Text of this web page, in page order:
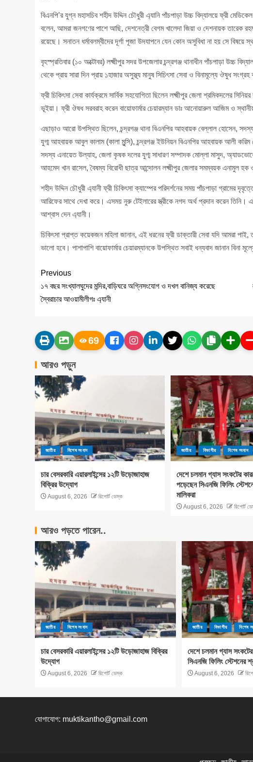
বিএনপি’র যুগ্ন মহাসচিব শহীদ উদ্দিন চৌধুরী এ্যানি পাঁচপাড়া উচ্চ বিদ্যালয়ে ফ্রী
বলেন, আমরা জনগণের পাশে আছি, দেশনেত্রী বেগম খালেদা জিয়া ও দেশনায়ক তারেক
রয়েছে। সনাতন ধর্মাবলম্বীদের দূর্গা পূজা উদযাপনে যেন কোন অসুবিধা না হয় সে বিষয়ে
বৃহস্প্রতিবার (১০ অক্টোবর) লক্ষ্মীপুর সদর উপজেলার চন্দ্রগঞ্জ থানাধীন পাঁচপাড়া উচ্চ
থেকে প্রায় সারা দিন প্রায় ১হাজার অসুস্থ্য মানুষ সিচিৎসা সেবা ও বিনামূল্যে ঔষুধ সংগ্রহ
ফ্রী চিকিৎসা সেবা কার্যক্রমে সার্বিক সহযোগিতা ছিলেন লক্ষ্মীপুর জেলা শ্রমিকদলের
ভূইয়া। ফ্রী ঔষধ সরবরাহ করেন বায়োফার্মার চেয়ারম্যান ডাঃ আনোয়ারুল আজিম ও স্থানীয়
এছাড়াও আরো উপস্থিত ছিলেন, চন্দ্রগঞ্জ থানা বিএনপির আহবায়ক বেল্লাল হোসেন,
যুগ্ম আহবায়ক আবুল কালাম (কালা মুন্সি), চন্দ্রগঞ্জ ইউনিয়ন বিএনপির আহবায়ক আলী
সদস্য এনায়েত উল্যাহ, জেলা কৃষক দলের যুগ্ম সাধারণ সম্পাদক মোল্লা মাসুদ,
আহমেদ খান রাসেল, বৈষম্য বিরোধী ছাত্র আন্দোলন লক্ষ্মীপুর জেলার সমম্বয়ক এনামুল
শহীদ উদ্দিন চৌধুরী এ্যানী ফ্রী চিকিৎসা ক্যাম্পের পরিদর্শনের সময় পাঁচপাড়া গ্রামের
আরিফের সাথে দেখা করে। এসময় নুরু টেইলারের স্ত্রীকে নগদ অর্থ প্রদান করেন তিনি।
আশ্বাস দেন এ্যানী।
চিকিৎসা প্রাপ্ত কয়েকজন মহিলা জানান, এই ধরনের ফ্রী ডাক্তারী সেবা যদি আমরা
ভালো হবে। পাশাপাশি বায়োফার্মার চেয়ারম্যানকে উপস্থিত সবাই ধন্যবাদ জানান বিনা
Previous
১৭ বছর সংখ্যালঘুদের মন্দির,বাড়িঘরে অগ্নিসংযোগ ও দখল বানিজ্য করেছে
স্বৈরাচার আওয়ামীলীগঃ এ্যানী
69
আরও পড়ুন
জাতীয় বিশেষ সংবাদ
চার বেসরকারি এয়ারলাইন্সের ১২টি উড়োজাহাজ
বিক্রির উদ্যোগ
August 6, 2026 রিপোর্ট ডেস্ক
জাতীয় বিভাগীয় বিশেষ সংবাদ
দেশে চলমান গ্যাস সংকটের
পড়েছেন সিএনজি ফিলিং
মালিকরা
August 6, 2026 রিপোর্ট
আরও পড়তে পারেন..
জাতীয় বিশেষ সংবাদ
চার বেসরকারি এয়ারলাইন্সের ১২টি উড়োজাহাজ বিক্রির
উদ্যোগ
August 6, 2026 রিপোর্ট ডেস্ক
জাতীয় বিভাগীয় বিশেষ
দেশে চলমান গ্যাস
সিএনজি ফিলিং স্টেশনের
August 6, 2026
যোগাযোগ: muktikantho@gmail.com